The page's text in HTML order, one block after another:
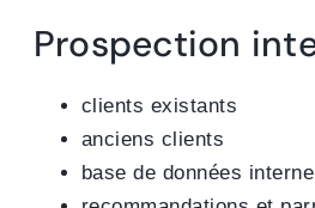
Prospection
clients existants
anciens clients
base de données interne